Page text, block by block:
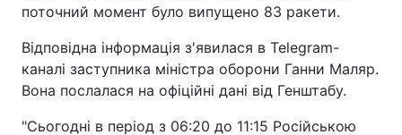
поточний момент було випущено 83 ракети.
Відповідна інформація з'явилася в Telegram-
каналі заступника міністра оборони Ганни Маляр.
Вона послалася на офіційні дані від Генштабу.
"Сьогодні в період з 06:20 до 11:15 Російською